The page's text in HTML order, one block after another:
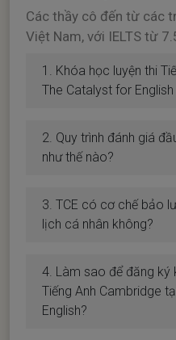
Các thầy cô đến từ các
Việt Nam, với IELTS từ
1. Khóa học luyện thi
The Catalyst for
2. Quy trình đánh giá
như thế nào?
3. TCE có cơ chế bảo
lịch cá nhân không?
4. Làm sao để đăng ký
Tiếng Anh Cambridge
English?